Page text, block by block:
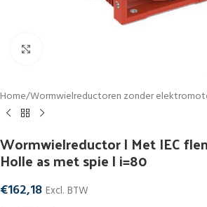
Home/Wormwielreductoren zonder
Wormwielreductor | Met IEC
Holle as met spie | i=80
€162,18 Excl. BTW